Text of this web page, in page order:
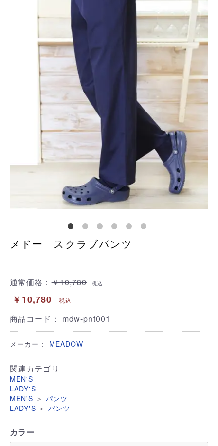
メドー スクラブパンツ
通常価格：￥10,780 税込
￥10,780 税込
商品コード： mdw-pnt001
メーカー： MEADOW
関連カテゴリ
MEN'S
LADY'S
MEN'S ＞ パンツ
LADY'S ＞ パンツ
カラー